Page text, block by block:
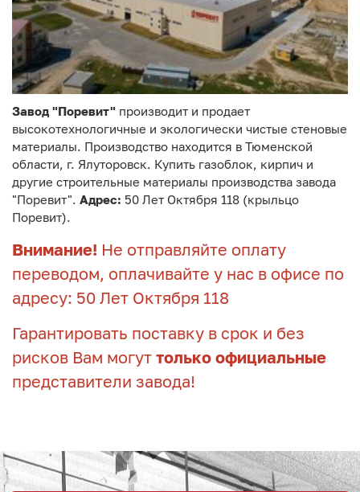
Завод "Поревит" производит и продает
высокотехнологичные и экологически чистые стеновые
материалы. Производство находится в Тюменской
области, г. Ялуторовск. Купить газоблок, кирпич и
другие строительные материалы производства завода
"Поревит". Адрес: 50 Лет Октября 118 (крыльцо
Поревит).
Внимание! Не отправляйте оплату
переводом, оплачивайте у нас в офисе по
адресу: 50 Лет Октября 118
Гарантировать поставку в срок и без
рисков Вам могут только официальные
представители завода!